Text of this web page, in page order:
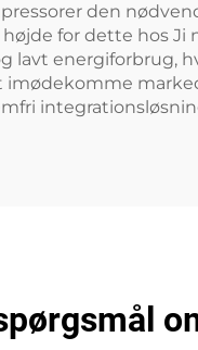
den
for dette hos Ji
lavt